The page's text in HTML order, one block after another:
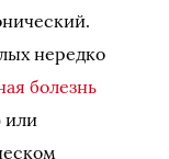
нередко
болезнь
или